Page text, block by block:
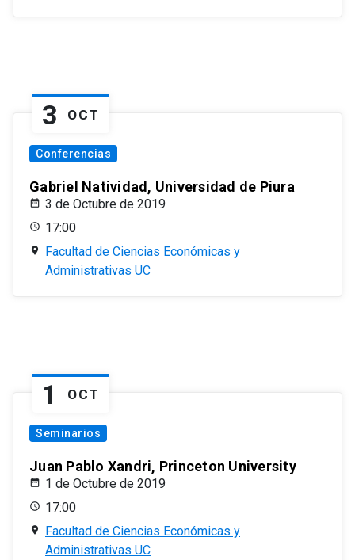
3 OCT
Conferencias
Gabriel Natividad, Universidad de Piura
3 de Octubre de 2019
17:00
Facultad de Ciencias Económicas y
Administrativas UC
1 OCT
Seminarios
Juan Pablo Xandri, Princeton University
1 de Octubre de 2019
17:00
Facultad de Ciencias Económicas y
Administrativas UC